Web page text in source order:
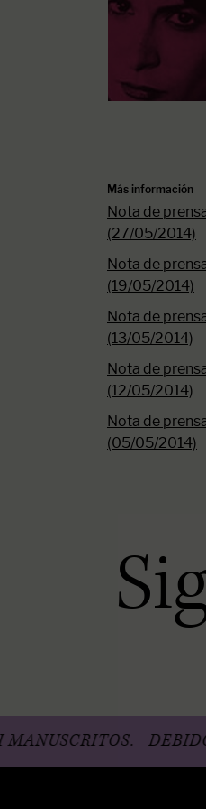
Más información
Nota de
(27/05/2014)
Nota de
(19/05/2014)
Nota de
(13/05/2014)
Nota de
(12/05/2014)
Nota de
(05/05/2014)
DEBIDO AL